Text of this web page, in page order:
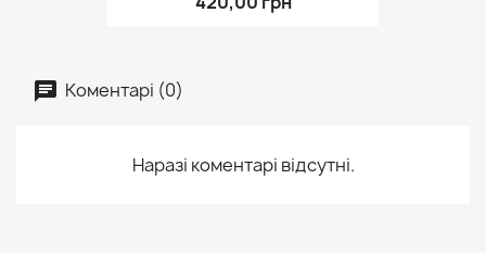
Коментарі (0)
Наразі коментарі відсутні.